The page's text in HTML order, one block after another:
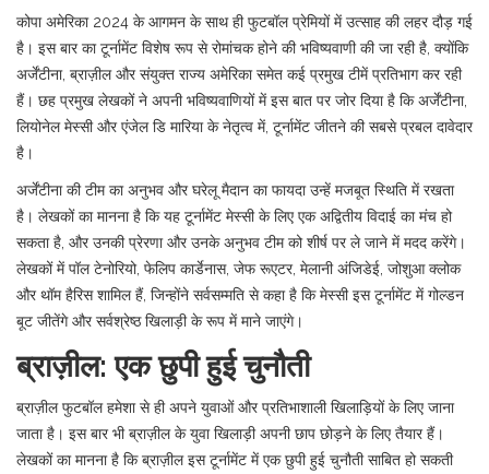
कोपा अमेरिका 2024 के आगमन के साथ ही फुटबॉल प्रेमियों में उत्साह की लहर दौड़ गई
है। इस बार का टूर्नामेंट विशेष रूप से रोमांचक होने की भविष्यवाणी की जा रही है, क्योंकि
अर्जेंटीना, ब्राज़ील और संयुक्त राज्य अमेरिका समेत कई प्रमुख टीमें प्रतिभाग कर रही
हैं। छह प्रमुख लेखकों ने अपनी भविष्यवाणियों में इस बात पर जोर दिया है कि अर्जेंटीना,
लियोनेल मेस्सी और एंजेल डि मारिया के नेतृत्व में, टूर्नामेंट जीतने की सबसे प्रबल दावेदार
है।
अर्जेंटीना की टीम का अनुभव और घरेलू मैदान का फायदा उन्हें मजबूत स्थिति में रखता
है। लेखकों का मानना है कि यह टूर्नामेंट मेस्सी के लिए एक अद्वितीय विदाई का मंच हो
सकता है, और उनकी प्रेरणा और उनके अनुभव टीम को शीर्ष पर ले जाने में मदद करेंगे।
लेखकों में पॉल टेनोरियो, फेलिप कार्डेनास, जेफ रूएटर, मेलानी अंजिडेई, जोशुआ क्लोक
और थॉम हैरिस शामिल हैं, जिन्होंने सर्वसम्मति से कहा है कि मेस्सी इस टूर्नामेंट में गोल्डन
बूट जीतेंगे और सर्वश्रेष्ठ खिलाड़ी के रूप में माने जाएंगे।
ब्राज़ील: एक छुपी हुई चुनौती
ब्राज़ील फुटबॉल हमेशा से ही अपने युवाओं और प्रतिभाशाली खिलाड़ियों के लिए जाना
जाता है। इस बार भी ब्राज़ील के युवा खिलाड़ी अपनी छाप छोड़ने के लिए तैयार हैं।
लेखकों का मानना है कि ब्राज़ील इस टूर्नामेंट में एक छुपी हुई चुनौती साबित हो सकती